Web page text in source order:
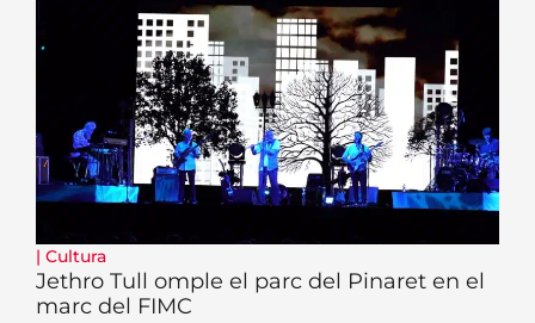
| Cultura
Jethro Tull omple el parc del Pinaret en el
marc del FIMC